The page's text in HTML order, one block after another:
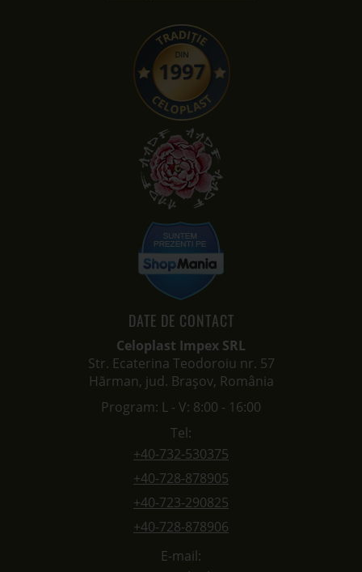
DATE DE CONTACT
Celoplast Impex SRL
Str. Ecaterina Teodoroiu nr. 57
Hărman, jud. Brașov, România
Program: L - V: 8:00 - 16:00
Tel:
+40-732-530375
+40-728-878905
+40-723-290825
+40-728-878906
E-mail: